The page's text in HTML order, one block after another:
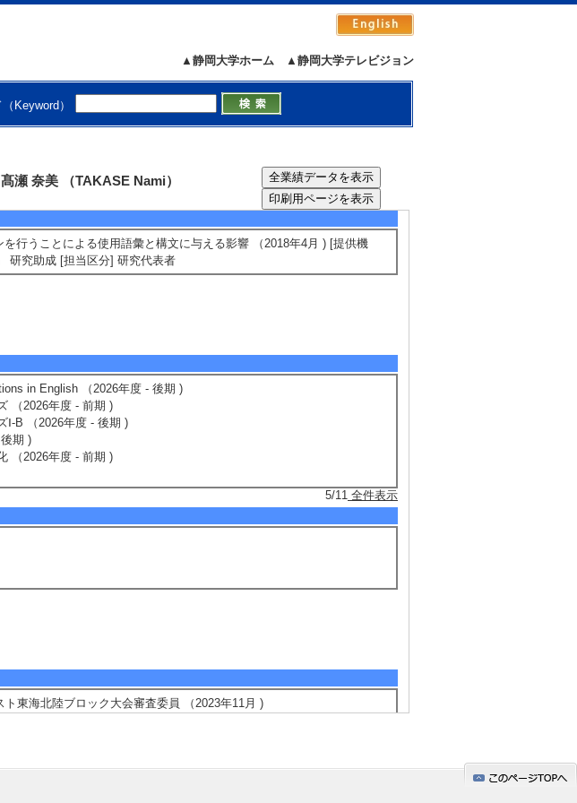
▲静岡大学テレビジョン
▲静岡大学ホーム
Keyword）
瀬 奈美 （TAKASE Nami）
全件表示
を目指した英語音読学習法の開発 （ 2023年9月 ） ---- 代表
ング能力向上効果の解明 （ 2022年9月 ） ---- 代表
二言語習得の可能性 （ 2017年4月 ～ 2019年3月 ） ---- 代表
行うことによる使用語彙と構文に与える影響 （2018年4月 ) [提供機
研究助成 [担当区分] 研究代表者
in English （2026年度 - 後期 )
（2026年度 - 前期 )
Ⅰ-B （2026年度 - 後期 )
期 )
（2026年度 - 前期 )
5/11 全件表示
東海北陸ブロック大会審査委員 （2023年11月 )